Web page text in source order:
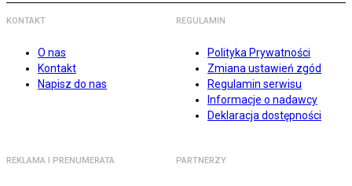
KONTAKT
O nas
Kontakt
Napisz do nas
REGULAMIN
Polityka Prywatności
Zmiana ustawień zgód
Regulamin serwisu
Informacje o nadawcy
Deklaracja dostępności
REKLAMA I PRENUMERATA PARTNERZY